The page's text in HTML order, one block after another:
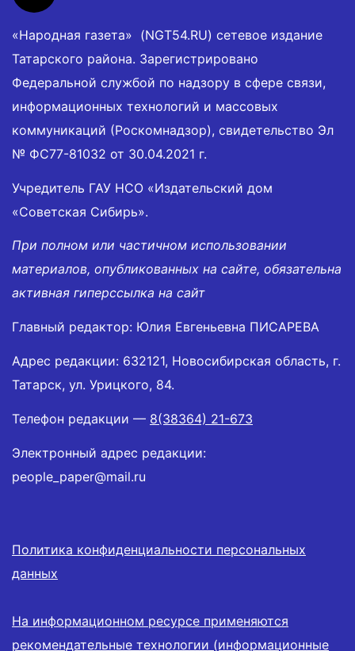
«Народная газета» (NGT54.RU) сетевое издание
Татарского района. Зарегистрировано
Федеральной службой по надзору в сфере связи,
информационных технологий и массовых
коммуникаций (Роскомнадзор), свидетельство Эл
№ ФС77-81032 от 30.04.2021 г.
Учредитель ГАУ НСО «Издательский дом
«Советская Сибирь».
При полном или частичном использовании
материалов, опубликованных на сайте, обязательна
активная гиперссылка на сайт
Главный редактор: Юлия Евгеньевна ПИСАРЕВА
Адрес редакции: 632121, Новосибирская область, г.
Татарск, ул. Урицкого, 84.
Телефон редакции — 8(38364) 21-673
Электронный адрес редакции:
people_paper@mail.ru
Политика конфиденциальности персональных
данных
На информационном ресурсе применяются
рекомендательные технологии (информационные